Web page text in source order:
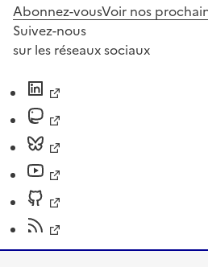
Abonnez-vousVoir nos
Suivez-nous
sur les réseaux sociaux